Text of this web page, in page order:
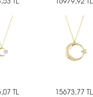
TL 15673,77 TL